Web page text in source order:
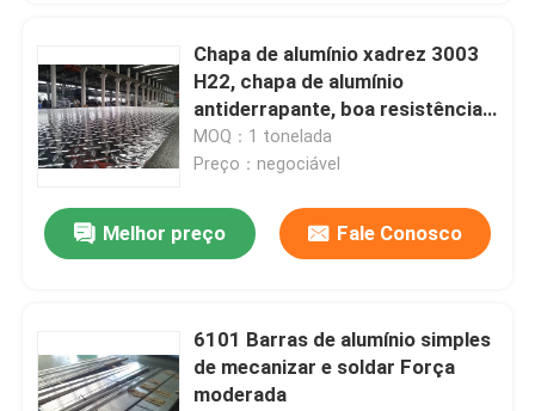
Produtos
Vídeos
Show de RV
Excursão da fábrica
Chapa de alumínio xadrez 3003
H22, chapa de alumínio
antiderrapante, boa resistência
ao deslizamento, altamente
refletiva
MOQ：1 tonelada
Preço：negociável
Melhor preço Fale Conosco
6101 Barras de alumínio simples
de mecanizar e soldar Força
moderada